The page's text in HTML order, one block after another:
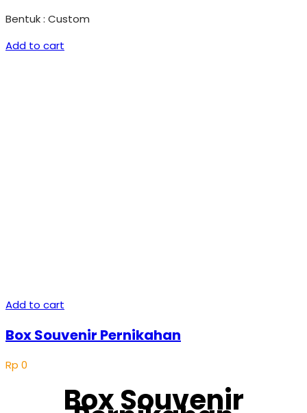
Bentuk : Custom
Add to cart
Add to cart
Box Souvenir Pernikahan
Rp 0
Box Souvenir